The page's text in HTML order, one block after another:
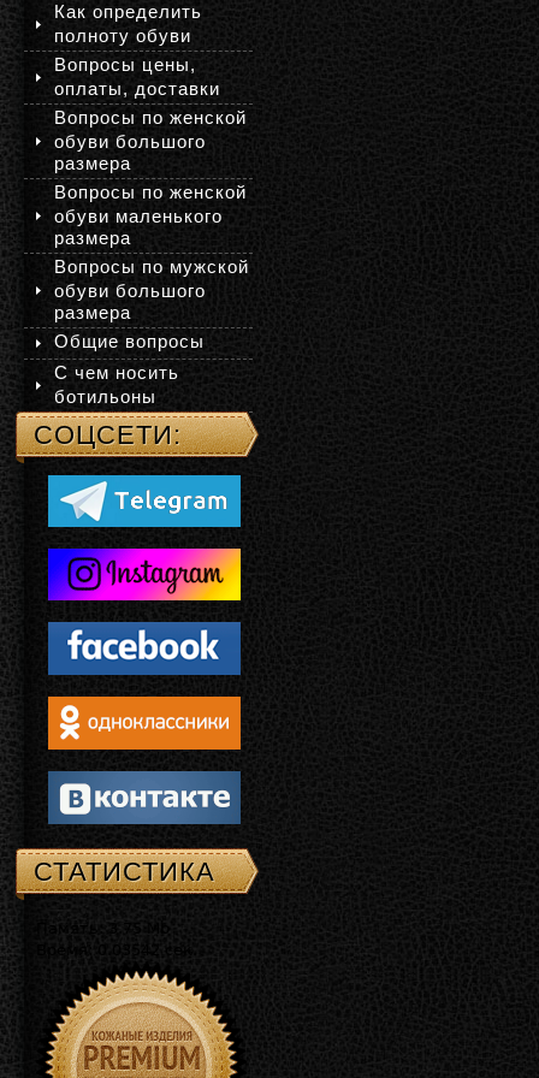
Как определить
полноту обуви
Вопросы цены,
оплаты, доставки
Вопросы по женской
обуви большого
размера
Вопросы по женской
обуви маленького
размера
Вопросы по мужской
обуви большого
размера
Общие вопросы
С чем носить
ботильоны
СОЦСЕТИ:
СТАТИСТИКА
Память: 3.75 Mb
Время: 0.03542 сек.